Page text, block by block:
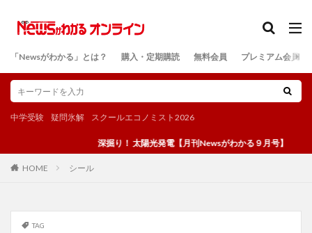
「Newsがわかる」とは？ 購入・定期購読 無料会員 プレミアム会員
中学受験 疑問氷解 スクールエコノミスト2026
深掘り！ 太陽光発電【月刊Newsがわかる９月号】
HOME シール
TAG
検索